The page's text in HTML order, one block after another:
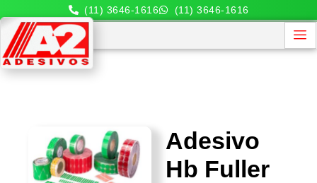
(11) 3646-1616 (11) 3646-1616
Adesivo
Hb Fuller